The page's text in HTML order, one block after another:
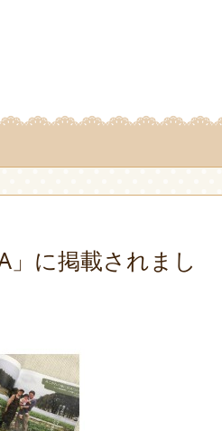
」に掲載されまし